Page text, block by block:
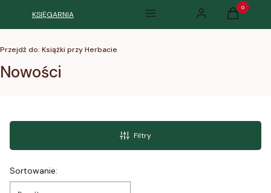
KSIĘGARNIA Menu Zaloguj się Produkty w
Koszyk
Przejdź do: Książki przy Herbacie
Nowości
Filtry
Lista produktów
Sortowanie: